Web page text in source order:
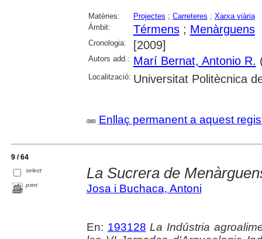
Matèries: Projectes ; Carreteres ; Xarxa viària
Àmbit:
Térmens; Menàrguens
Cronologia: [2009]
Autors add.: Marí Bernat, Antonio R.
Localització: Universitat Politècnica
Enllaç permanent a aquest
9 / 64
select
print
La Sucrera de
Josa i Buchaca, Antoni
En: 193128 La Indústria